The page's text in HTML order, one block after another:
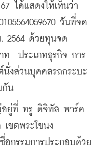
ได้แสดงให้เห็นว่า
วันที่จด
2564 ด้วยทุนจด
ท  ประเภทธุรกิจ การ
นั่งส่วนบุคคลรถกระบะ
กัน
ยู่ที่ ทรู ดิจิทัล พาร์ค
ขตพระโขนง
อกรรมการประกอบด้วย